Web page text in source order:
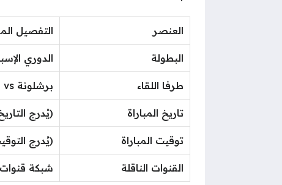
العنصر التفصيل
البطولة الدوري
طرفا اللقاء برشلونة vs أوساسونا
تاريخ المباراة (يُدرج التاريخ
توقيت المباراة (يُدرج التوقيت المحلي،
القنوات الناقلة شبكة قنوات beIN Sports (الناقل الحصري)